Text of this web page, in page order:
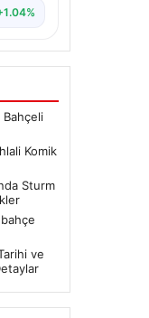
Bahçeli
Komik
Sturm
ve